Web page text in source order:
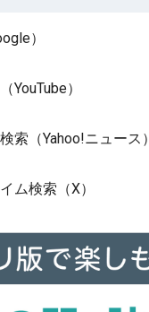
）
YouTube）
索（Yahoo!ニュース）
ム検索（X）